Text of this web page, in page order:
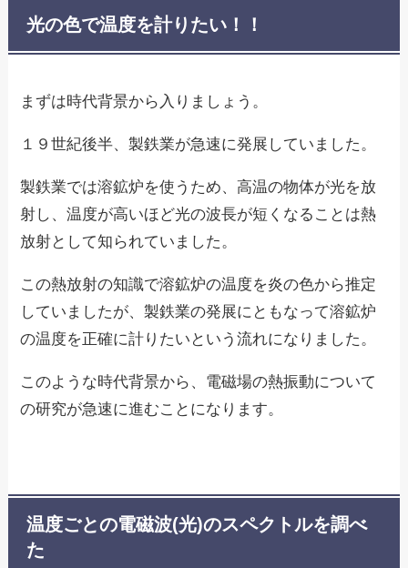
光の色で温度を計りたい！！
まずは時代背景から入りましょう。
１９世紀後半、製鉄業が急速に発展していました。
製鉄業では溶鉱炉を使うため、高温の物体が光を放
射し、温度が高いほど光の波長が短くなることは熱
放射として知られていました。
この熱放射の知識で溶鉱炉の温度を炎の色から推定
していましたが、製鉄業の発展にともなって溶鉱炉
の温度を正確に計りたいという流れになりました。
このような時代背景から、電磁場の熱振動について
の研究が急速に進むことになります。
温度ごとの電磁波(光)のスペクトルを調べ
た